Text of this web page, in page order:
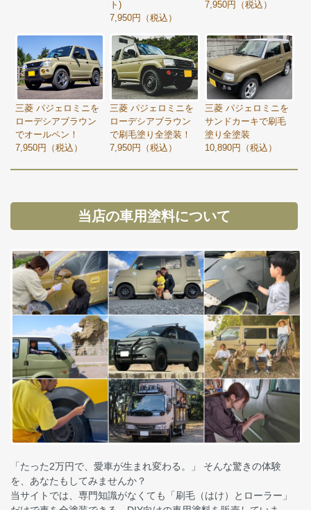
ト)
7,950円（税込）
7,950円（税込）
三菱 パジェロミニを
ローデシアブラウン
でオールペン！
7,950円（税込）
三菱 パジェロミニを
ローデシアブラウン
で刷毛塗り全塗装！
7,950円（税込）
三菱 パジェロミニを
サンドカーキで刷毛
塗り全塗装
10,890円（税込）
当店の車用塗料について
「たった2万円で、愛車が生まれ変わる。」 そんな驚きの体験
を、あなたもしてみませんか？
当サイトでは、専門知識がなくても「刷毛（はけ）とローラー」